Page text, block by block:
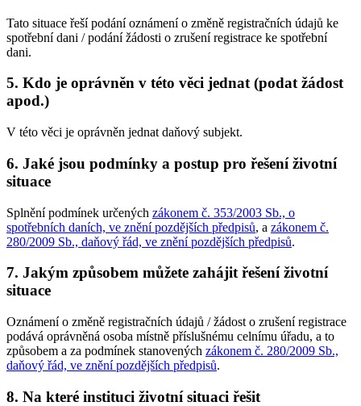
Tato situace řeší podání oznámení o změně registračních údajů ke
spotřební dani / podání žádosti o zrušení registrace ke spotřební
dani.
5. Kdo je oprávněn v této věci jednat (podat žádost
apod.)
V této věci je oprávněn jednat daňový subjekt.
6. Jaké jsou podmínky a postup pro řešení životní
situace
Splnění podmínek určených zákonem č. 353/2003 Sb., o
spotřebních daních, ve znění pozdějších předpisů, a zákonem č.
280/2009 Sb., daňový řád, ve znění pozdějších předpisů.
7. Jakým způsobem můžete zahájit řešení životní
situace
Oznámení o změně registračních údajů / žádost o zrušení registrace
podává oprávněná osoba místně příslušnému celnímu úřadu, a to
způsobem a za podmínek stanovených zákonem č. 280/2009 Sb.,
daňový řád, ve znění pozdějších předpisů.
8. Na které instituci životní situaci řešit